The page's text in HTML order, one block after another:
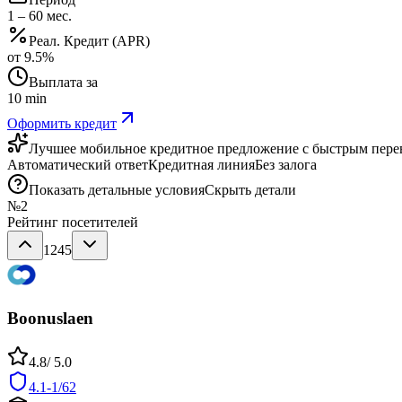
1 – 60 мес.
Реал. Кредит (APR)
от 9.5%
Выплата за
10 min
Оформить кредит
Лучшее мобильное кредитное предложение с быстрым
Автоматический ответКредитная линияБез залога
Показать детальные условияСкрыть детали
№2
Рейтинг посетителей
1245
Boonuslaen
4.8/ 5.0
4.1-1/62